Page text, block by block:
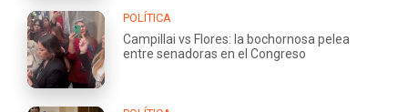
POLÍTICA
Campillai vs Flores: la bochornosa pelea
entre senadoras en el Congreso